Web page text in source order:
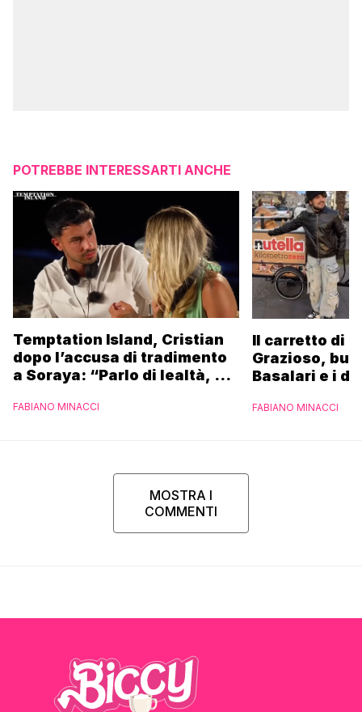
POTREBBE INTERESSARTI ANCHE
Temptation Island, Cristian
dopo l’accusa di tradimento
a Soraya: “Parlo di lealtà, ma
FABIANO MINACCI
Il carretto di
Grazioso,
Basalari e i
Ferrero”
FABIANO MINACCI
MOSTRA I
COMMENTI